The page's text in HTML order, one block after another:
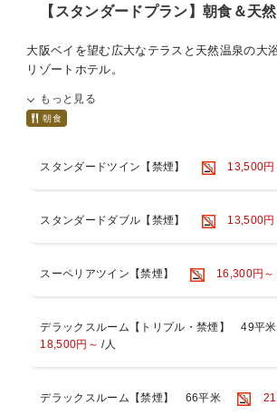
途頂戴いたします。
【スタンダードプラン】朝食＆天
大阪ベイを望む広大なテラスと天然温泉の大
リゾートホテル。
シティ駅まで1駅1分で、大阪市中心部へのア
訪れた瞬間から非日常へと誘う洗練された空
朝からしっかり食べて、健康的に過ごしてい
【レストラン】3階 Dining BRICKSIDE
≪リバーサイドスパ≫
天然温泉の大浴場・サウナ・露天風呂完備。
ウェアご着用でお越しいただけます。
もっと見る
朝食
スタンダードツイン【禁煙】 13,500円
スタンダードダブル【禁煙】 13,500円
スーペリアツイン【禁煙】 16,300円～
デラックスルーム【トリプル・禁煙】 49平
18,500円～ /人
デラックスルーム【禁煙】 66平米